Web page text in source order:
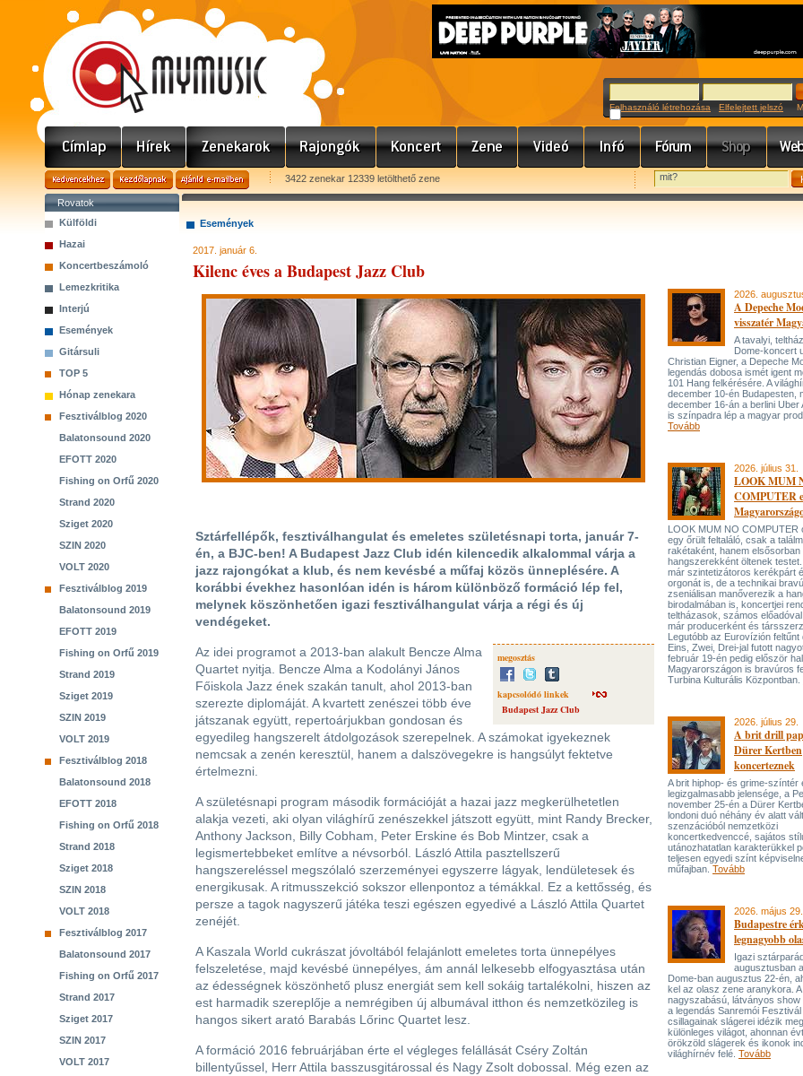
Felhasználó létrehozása Elfelejtett jelszó
3422 zenekar 12339 letölthető zene
Rovatok
Külföldi
Hazai
Koncertbeszámoló
Lemezkritika
Interjú
Események
Gitársuli
TOP 5
Hónap zenekara
Fesztiválblog 2020
Balatonsound 2020
EFOTT 2020
Fishing on Orfű 2020
Strand 2020
Sziget 2020
SZIN 2020
VOLT 2020
Fesztiválblog 2019
Balatonsound 2019
EFOTT 2019
Fishing on Orfű 2019
Strand 2019
Sziget 2019
SZIN 2019
VOLT 2019
Fesztiválblog 2018
Balatonsound 2018
EFOTT 2018
Fishing on Orfű 2018
Strand 2018
Sziget 2018
SZIN 2018
VOLT 2018
Fesztiválblog 2017
Balatonsound 2017
Fishing on Orfű 2017
Strand 2017
Sziget 2017
SZIN 2017
VOLT 2017
Események
2017. január 6.
Kilenc éves a Budapest Jazz Club
Sztárfellépők, fesztiválhangulat és emeletes születésnapi torta, január 7-
én, a BJC-ben! A Budapest Jazz Club idén kilencedik alkalommal várja a
jazz rajongókat a klub, és nem kevésbé a műfaj közös ünneplésére. A
korábbi évekhez hasonlóan idén is három különböző formáció lép fel,
melynek köszönhetően igazi fesztiválhangulat várja a régi és új
vendégeket.
megosztás
kapcsolódó linkek
Budapest Jazz Club
Az idei programot a 2013-ban alakult Bencze Alma
Quartet nyitja. Bencze Alma a Kodolányi János
Főiskola Jazz ének szakán tanult, ahol 2013-ban
szerezte diplomáját. A kvartett zenészei több éve
játszanak együtt, repertoárjukban gondosan és
egyedileg hangszerelt átdolgozások szerepelnek. A számokat igyekeznek
nemcsak a zenén keresztül, hanem a dalszövegekre is hangsúlyt fektetve
értelmezni.
A születésnapi program második formációját a hazai jazz megkerülhetetlen
alakja vezeti, aki olyan világhírű zenészekkel játszott együtt, mint Randy Brecker,
Anthony Jackson, Billy Cobham, Peter Erskine és Bob Mintzer, csak a
legismertebbeket említve a névsorból. László Attila pasztellszerű
hangszereléssel megszólaló szerzeményei egyszerre lágyak, lendületesek és
energikusak. A ritmusszekció sokszor ellenpontoz a témákkal. Ez a kettősség, és
persze a tagok nagyszerű játéka teszi egészen egyedivé a László Attila Quartet
zenéjét.
A Kaszala World cukrászat jóvoltából felajánlott emeletes torta ünnepélyes
felszeletése, majd kevésbé ünnepélyes, ám annál lelkesebb elfogyasztása után
az édességnek köszönhető plusz energiát sem kell sokáig tartalékolni, hiszen az
est harmadik szereplője a nemrégiben új albumával itthon és nemzetközileg is
hangos sikert arató Barabás Lőrinc Quartet lesz.
A formáció 2016 februárjában érte el végleges felállását Cséry Zoltán
billentyűssel, Herr Attila basszusgitárossal és Nagy Zsolt dobossal. Még ezen az
2026.
A Depeche
visszatér
A tavalyi,
Dome-koncert
Christian Eigner, a Depeche
legendás dobosa ismét igent
101 Hang felkérésére. A
december 10-én Budapesten,
december 16-án a berlini Uber
is színpadra lép a magyar
Tovább
2026. július 31.
LOOK MUM
COMPUTER
LOOK MUM NO COMPUTER
egy őrült feltaláló, csak a
rakétaként, hanem elsősorban
hangszerekként öltenek
már szintetizátoros kerékpárt
orgonát is, de a technikai
zseniálisan manőverezik a
birodalmában is, koncertjei
teltházasok, számos
már producerként és
Legutóbb az Eurovízión feltűnt
Eins, Zwei, Drei-jal futott
február 19-én pedig először
Magyarországon is bravúros
Turbina Kulturális Központban.
2026. július 29.
A brit drill
Dürer Kertben
koncerteznek
A brit hiphop- és grime-színtér
legizgalmasabb jelensége, a
november 25-én a Dürer
londoni duó néhány év alatt
szenzációból nemzetközi
koncertkedvenccé, sajátos
utánozhatatlan karakterükkel
teljesen egyedi színt
műfajban. Tovább
2026. május 29.
Budapestre
legnagyobb
Igazi
augusztusban
Dome-ban augusztus 22-én,
kel az olasz zene aranykora. A
nagyszabású, látványos show
a legendás Sanremói Fesztivál
csillagainak slágerei idézik
különleges világot, ahonnan
örökzöld slágerek és ikonok
világhírnév felé. Tovább